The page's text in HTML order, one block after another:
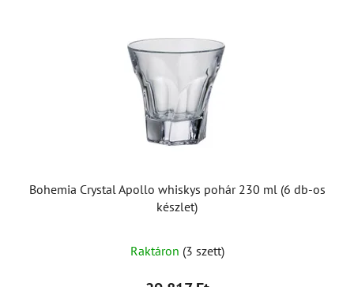
Bohemia Crystal Apollo whiskys pohár 230 ml (6 db-os
készlet)
Raktáron (3 szett)